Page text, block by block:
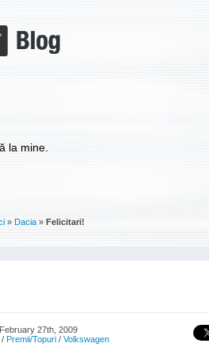
la mine.
» Dacia » Felicitari!
27th, 2009
/ Premii/Topuri / Volkswagen